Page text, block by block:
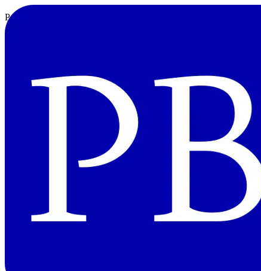
Poetryを使ってPyPIにパッケージを公開するメモ